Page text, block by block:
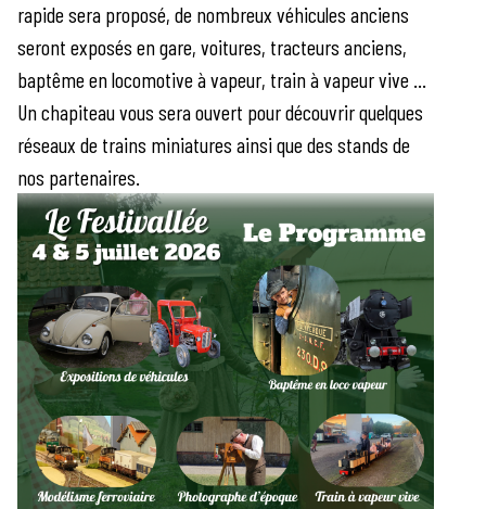
rapide sera proposé, de nombreux véhicules anciens
seront exposés en gare, voitures, tracteurs anciens,
baptême en locomotive à vapeur, train à vapeur vive ...
Un chapiteau vous sera ouvert pour découvrir quelques
réseaux de trains miniatures ainsi que des stands de
nos partenaires.